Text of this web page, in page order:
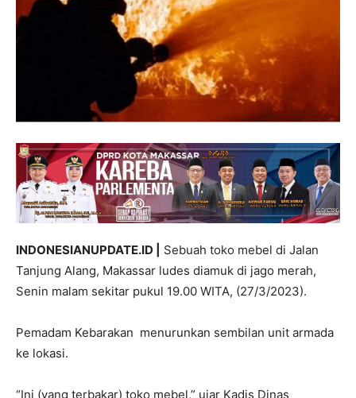
INDONESIANUPDATE.ID |
Sebuah toko mebel di Jalan
Tanjung Alang, Makassar ludes diamuk di jago merah,
Senin malam sekitar pukul 19.00 WITA, (27/3/2023).
Pemadam Kebarakan menurunkan sembilan unit armada
ke lokasi.
“Ini (yang terbakar) toko mebel,” ujar Kadis Dinas